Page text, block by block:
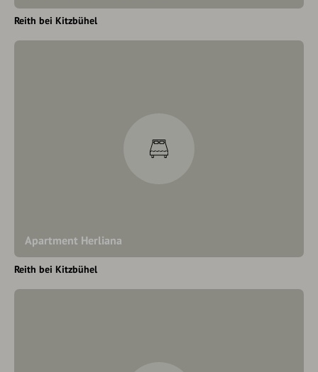
Reith bei Kitzbühel
Apartment Herliana
Reith bei Kitzbühel